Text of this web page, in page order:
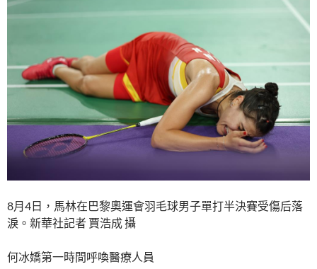
8月4日，馬林在巴黎奧運會羽毛球男子單打半決賽受傷后落
淚。新華社記者 賈浩成 攝
何冰嬌第一時間呼喚醫療人員